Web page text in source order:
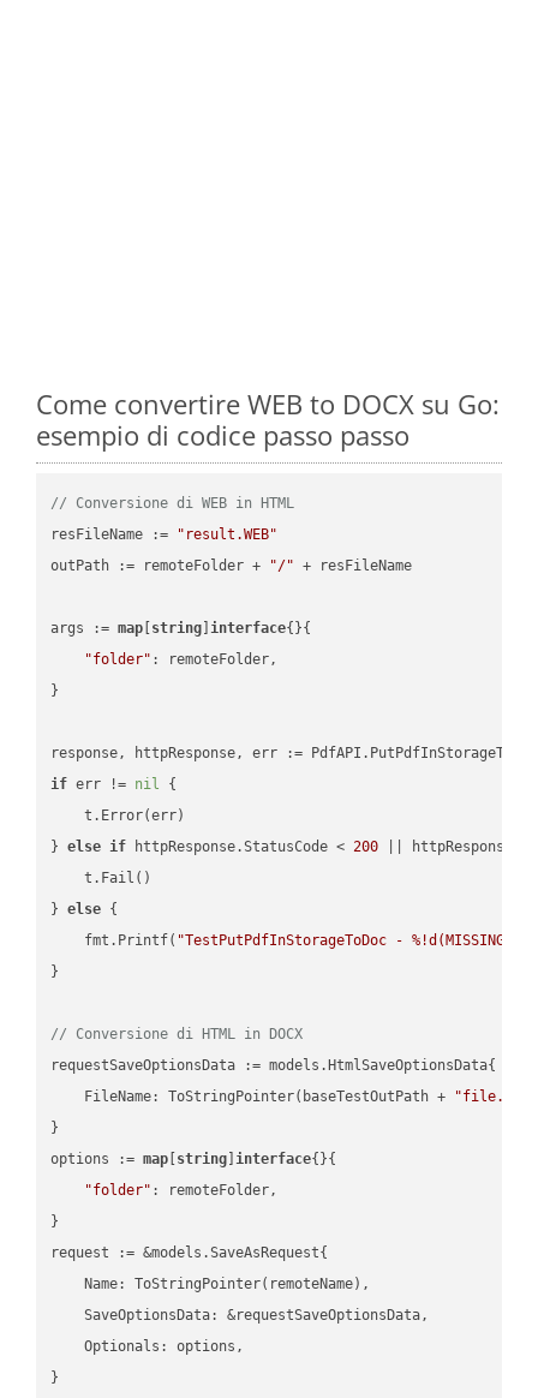
Come convertire WEB to DOCX su Go:
esempio di codice passo passo
// Conversione di WEB in HTML
resFileName :=
"result.WEB"
outPath := remoteFolder +
"/" + resFileName
args := map string ]interface{}{
"folder" : remoteFolder,
}
if err != nil {
    t.Error(err)
} else if httpResponse.StatusCode < 200 ||
    t.Fail()
} else {
    fmt.Printf(
"TestPutPdfInStorageToDoc - %!d(MISSING)\n"
}
// Conversione di HTML in DOCX
requestSaveOptionsData := models.HtmlSaveOptionsData{
    FileName: ToStringPointer(baseTestOutPath +
}
options := map string ]interface{}{
"folder" : remoteFolder,
}
request := &models.SaveAsRequest{
    Name: ToStringPointer(remoteName),
    SaveOptionsData: &requestSaveOptionsData,
    Optionals: options,
}